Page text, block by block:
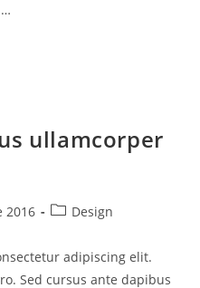
ullamcorper
2016 Design
adipiscing elit.
Sed cursus ante dapibus